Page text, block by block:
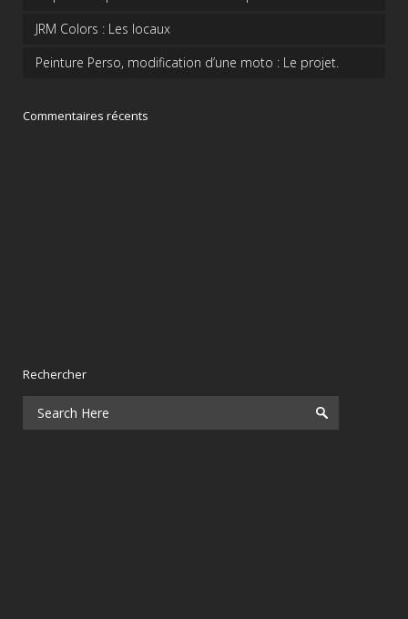
JRM Colors : Les locaux
Peinture Perso, modification d’une moto : Le projet.
Commentaires récents
Rechercher